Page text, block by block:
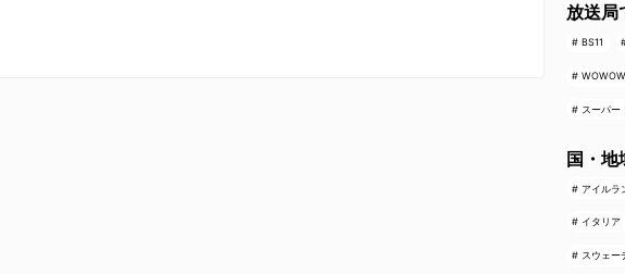
放送局
BS11
WOWOW
スーパー
国・地
アイルラ
イタリア
スウェー